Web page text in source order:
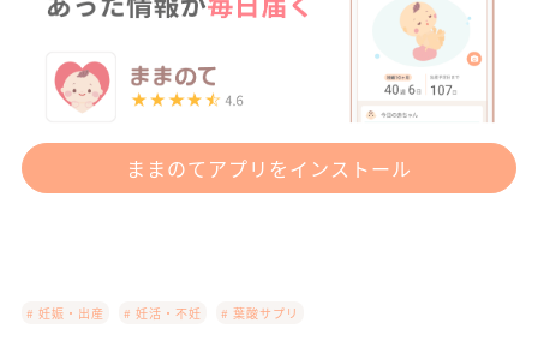
ままのてアプリをインストール
# 妊娠・出産 # 妊活・不妊 # 葉酸サプリ